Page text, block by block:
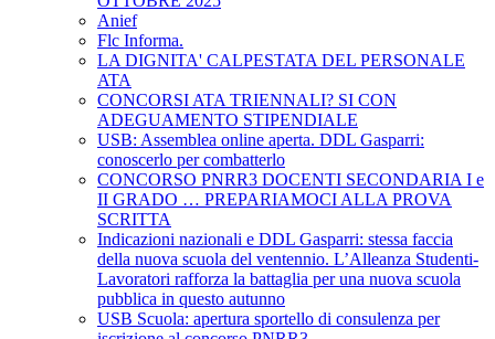
Anief
Flc Informa.
LA DIGNITA' CALPESTATA DEL PERSONALE
ATA
CONCORSI ATA TRIENNALI? SI CON
ADEGUAMENTO STIPENDIALE
USB: Assemblea online aperta. DDL Gasparri:
conoscerlo per combatterlo
CONCORSO PNRR3 DOCENTI SECONDARIA I e
II GRADO … PREPARIAMOCI ALLA PROVA
SCRITTA
Indicazioni nazionali e DDL Gasparri: stessa faccia
della nuova scuola del ventennio. L’Alleanza Studenti-
Lavoratori rafforza la battaglia per una nuova scuola
pubblica in questo autunno
USB Scuola: apertura sportello di consulenza per